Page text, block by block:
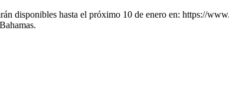
disponibles hasta el próximo 10 de enero en: https://